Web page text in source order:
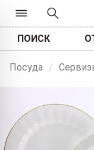
ПОИСК
Посуда /